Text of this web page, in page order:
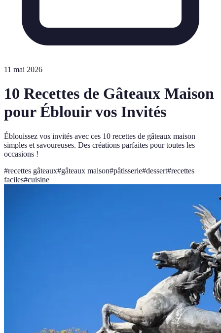
11 mai 2026
10 Recettes de Gâteaux Maison
pour Éblouir vos Invités
Éblouissez vos invités avec ces 10 recettes de gâteaux maison
simples et savoureuses. Des créations parfaites pour toutes les
occasions !
#recettes gâteaux#gâteaux maison#pâtisserie#dessert#recettes
faciles#cuisine